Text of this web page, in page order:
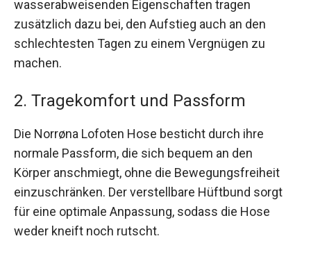
wasserabweisenden Eigenschaften tragen
zusätzlich dazu bei, den Aufstieg auch an den
schlechtesten Tagen zu einem Vergnügen zu
machen.
2. Tragekomfort und Passform
Die Norrøna Lofoten Hose besticht durch ihre
normale Passform, die sich bequem an den
Körper anschmiegt, ohne die Bewegungsfreiheit
einzuschränken. Der verstellbare Hüftbund sorgt
für eine optimale Anpassung, sodass die Hose
weder kneift noch rutscht.